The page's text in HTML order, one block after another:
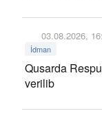
03.08.2026,
İdman
Qusarda
verilib